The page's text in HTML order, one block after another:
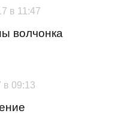
в 11:47
волчонка
в 09:13